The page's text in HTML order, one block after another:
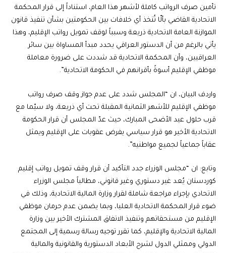
تأمين صرف الرواتب كاملة لأشهر هذا العام، استناداً إلى قرار المحكمة
الاتحادية القاضي بألّا تُتخذ أي خلافات بين الحكومتين بشأن تنفيذ قانون
الموازنة العامة الاتحادية ذريعة وسبباً لوقف تمويل رواتب الإقليم، وهذا
يأتي بالرغم من أن الدستور العراقي يحدد مبدأ المساواة بين سائر
العراقيين، وأن المحكمة الاتحادية قد شددت على ضرورة معاملة
موظفي الإقليم أسوةً بأقرانهم في الحكومة الاتحادية”.
واردف البيان، ان “المجلس شدد على عدم جواز وقف صرف رواتب
موظفي الإقليم للأشهر الثمانية المقبلة تحت أي ذريعة، ولا سيّما مع
قرب حلول عيد الأضحى المبارك، حيث عدّ المجلس أن قرار الحكومة
الاتحادية الأخير هو قرار سياسي يفرض عقوبات على الإقليم ويمثل
عقاباً جماعياً لجميع مواطنيه”.
وتابع: ان “مجلس الوزراء جدد التأكيد أن قرار وقف تمويل رواتب إقليم
كوردستان يُعد غير دستوري وغير قانوني، مطالباً مجلس الوزراء
الاتحادي بإجراء مراجعة شاملة لقرار وزارة المالية الاتحادية، وذلك في
ضوء قرار المحكمة الاتحادية العليا، وبما يضمن عدم حرمان موظفي
الإقليم من مستحقاتهم وتنفيذ الاتفاق المشترك الأخير بين وزارة
المالية الاتحادية والإقليم، كما تقرر توجيه رسالة رسمية إلى المجتمع
الدولي وممثلي الدول لشرح الأبعاد الدستورية والقانونية والمالية